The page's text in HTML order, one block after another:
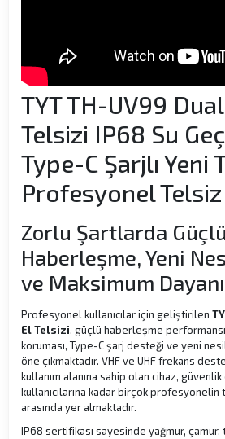
TYT TH-UV99
Telsizi IP68 Su
Type-C Şarjlı Yeni
Profesyonel Telsiz
Zorlu Şartlarda Güçlü
Haberleşme, Yeni
ve Maksimum
Profesyonel kullanıcılar için geliştirilen
El Telsizi, güçlü haberleşme
koruması, Type-C şarj desteği ve yeni nesil
öne çıkmaktadır. VHF ve UHF frekans
kullanım alanına sahip olan cihaz,
kullanıcılarına kadar birçok
arasında yer almaktadır.
IP68 sertifikası sayesinde yağmur,